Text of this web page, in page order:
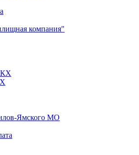
компания"
Ямского МО